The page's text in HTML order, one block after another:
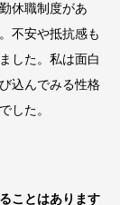
休職制度があ
不安や抵抗感も
した。私は面白
込んでみる性格
した。
ことはあります